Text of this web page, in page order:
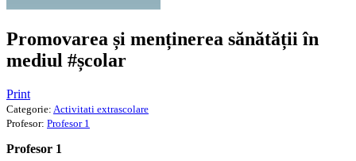
Promovarea și menținerea sănătății în
mediul #școlar
Print
Categorie: Activitati extrascolare
Profesor: Profesor 1
Profesor 1